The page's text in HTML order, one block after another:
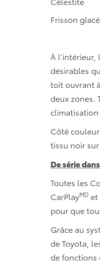
Frisson
À
désirables
toit ouvrant
deux zones.
climatisation
Côté
tissu noir sur
De série
Toutes les
CarPlayMD et
pour que
Grâce au
de Toyota,
de fonctions